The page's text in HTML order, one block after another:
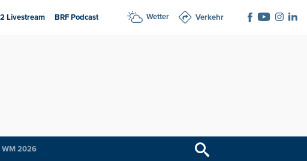
Livestream BRF Podcast Wetter Verkehr
WM 2026